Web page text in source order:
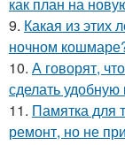
9. Какая из этих
ночном
10. А говорят,
сделать удобную
11. Памятка для
ремонт, но не